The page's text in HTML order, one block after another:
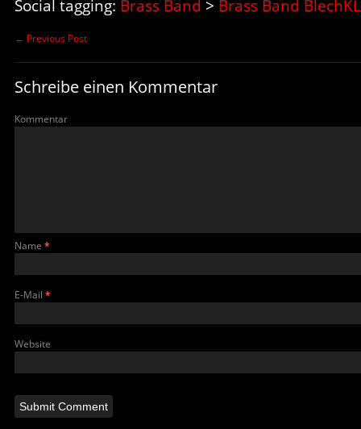
Social tagging: Brass Band > Brass Band
← Previous Post
Schreibe einen Kommentar
Kommentar
Name *
E-Mail *
Website